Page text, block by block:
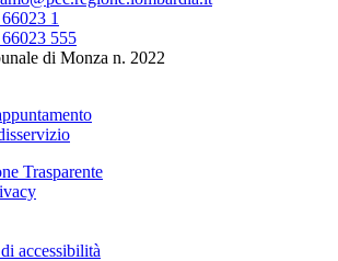
1
555
di Monza n. 2022
Trasparente
accessibilità